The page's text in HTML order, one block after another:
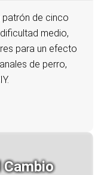
patrón de cinco
medio,
para un efecto
de perro,
Cambio